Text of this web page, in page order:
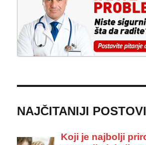
NAJČITANIJI POSTOVI